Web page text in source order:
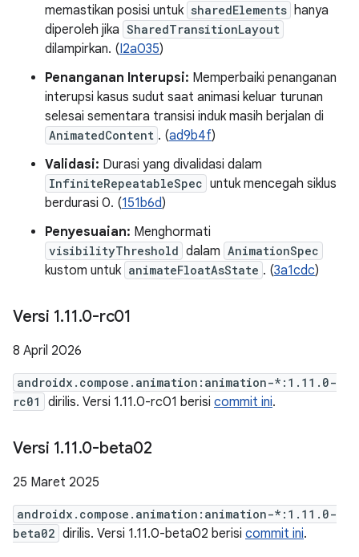
memastikan posisi untuk sharedElements hanya
diperoleh jika SharedTransitionLayout
dilampirkan. (I2a035)
Penanganan Interupsi: Memperbaiki penanganan
interupsi kasus sudut saat animasi keluar turunan
selesai sementara transisi induk masih berjalan di
AnimatedContent . (ad9b4f)
Validasi: Durasi yang divalidasi dalam
InfiniteRepeatableSpec untuk mencegah siklus
berdurasi 0. (151b6d)
Penyesuaian: Menghormati
visibilityThreshold dalam AnimationSpec
kustom untuk animateFloatAsState . (3a1cdc)
Versi 1.11.0-rc01
8 April 2026
androidx.compose.animation:animation-*:1.11.0-
rc01
dirilis. Versi 1.11.0-rc01 berisi commit ini.
Versi 1.11.0-beta02
25 Maret 2025
androidx.compose.animation:animation-*:1.11.0-
beta02 dirilis. Versi 1.11.0-beta02 berisi commit ini.